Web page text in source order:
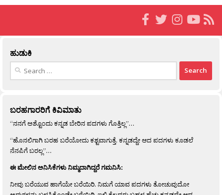
ಹುಡುಕಿ
Search
ಬರಹಗಾರರಿಗೆ ಕಿವಿಮಾತು
“ನನಗೆ ಅಶ್ಟೊಂದು ಕನ್ನಡ ಬೇರಿನ ಪದಗಳು ಗೊತ್ತಿಲ್ಲ”…
“ಹೊನಲಿಗಾಗಿ ಬರಹ ಬರೆಯೋದು ಕಶ್ಟವಾಗುತ್ತೆ. ಕನ್ನಡದ್ದೇ ಆದ ಪದಗಳು ಕೂಡಲೆ
ನೆನಪಿಗೆ ಬರಲ್ಲ”…
ಈ ಮೇಲಿನ ಅನಿಸಿಕೆಗಳು ನಿಮ್ಮದಾಗಿದ್ದರೆ ಗಮನಿಸಿ:
ನೀವು ಬರೆಯುವ ಹಾಗೆಯೇ ಬರೆಯಿರಿ. ನಿಮಗೆ ಯಾವ ಪದಗಳು ತೋಚುವುದೋ